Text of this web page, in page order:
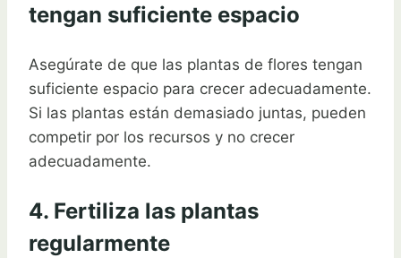
tengan suficiente espacio
Asegúrate de que las plantas de flores tengan
suficiente espacio para crecer adecuadamente.
Si las plantas están demasiado juntas, pueden
competir por los recursos y no crecer
adecuadamente.
4. Fertiliza las plantas
regularmente